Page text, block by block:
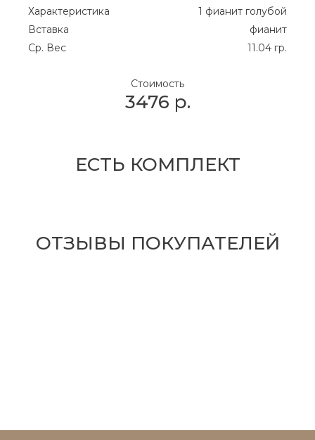
Характеристика
1 фианит голубой
Вставка
фианит
Ср. Вес
11.04 гр.
Стоимость
3476 р.
ЕСТЬ КОМПЛЕКТ
ОТЗЫВЫ ПОКУПАТЕЛЕЙ